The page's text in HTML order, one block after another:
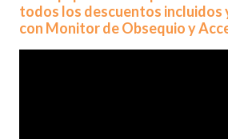
todos los descuentos incluidos
con Monitor de Obsequio y